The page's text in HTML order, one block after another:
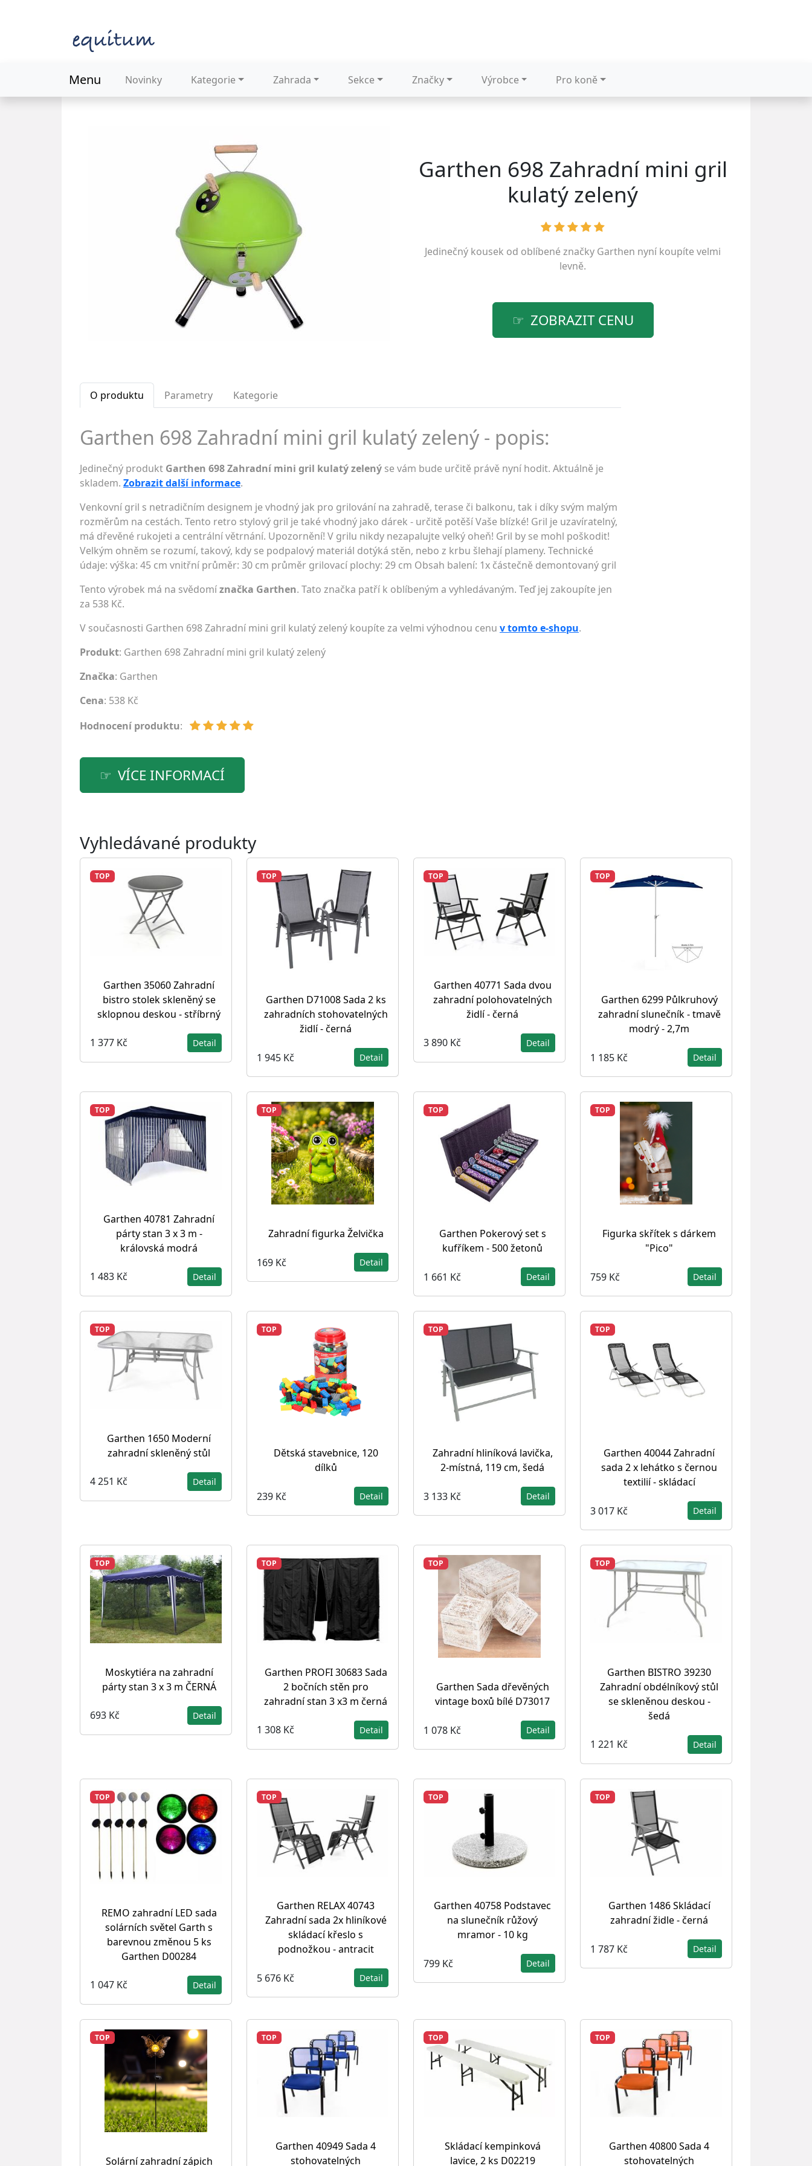
Menu Novinky Kategorie Zahrada Sekce Značky Výrobce Pro koně
Garthen 698 Zahradní mini gril
kulatý zelený
Jedinečný kousek od oblíbené značky Garthen nyní koupíte velmi
levně.
ZOBRAZIT CENU
O produktu Parametry Kategorie
Garthen 698 Zahradní mini gril kulatý zelený - popis:
Jedinečný produkt Garthen 698 Zahradní mini gril kulatý zelený se vám bude určitě právě nyní hodit. Aktuálně je
skladem. Zobrazit další informace.
Venkovní gril s netradičním designem je vhodný jak pro grilování na zahradě, terase či balkonu, tak i díky svým malým
rozměrům na cestách. Tento retro stylový gril je také vhodný jako dárek - určitě potěší Vaše blízké! Gril je uzavíratelný,
má dřevěné rukojeti a centrální větrnání. Upozornění! V grilu nikdy nezapalujte velký oheň! Gril by se mohl poškodit!
Velkým ohněm se rozumí, takový, kdy se podpalový materiál dotýká stěn, nebo z krbu šlehají plameny. Technické
údaje: výška: 45 cm vnitřní průměr: 30 cm průměr grilovací plochy: 29 cm Obsah balení: 1x částečně demontovaný gril
Tento výrobek má na svědomíznačka Garthen. Tato značka patří k oblíbeným a vyhledávaným. Teď jej zakoupíte jen
za 538 Kč.
V současnosti Garthen 698 Zahradní mini gril kulatý zelený koupíte za velmi výhodnou cenu v tomto e-shopu.
Produkt: Garthen 698 Zahradní mini gril kulatý zelený
Značka: Garthen
Cena: 538 Kč
Hodnocení produktu:
VÍCE INFORMACÍ
Vyhledávané produkty
TOP
Garthen 35060 Zahradní
bistro stolek skleněný se
sklopnou deskou - stříbrný
1 377 Kč Detail
TOP
Garthen D71008 Sada 2 ks
zahradních stohovatelných
židlí - černá
1 945 Kč Detail
TOP
Garthen 40771 Sada dvou
zahradní polohovatelných
židlí - černá
3 890 Kč Detail
TOP
Garthen 6299 Půlkruhový
zahradní slunečník - tmavě
modrý - 2,7m
1 185 Kč Detail
TOP
Garthen 40781 Zahradní
párty stan 3 x 3 m -
královská modrá
1 483 Kč Detail
TOP
Zahradní figurka Želvička
169 Kč Detail
TOP
Garthen Pokerový set s
kufříkem - 500 žetonů
1 661 Kč Detail
TOP
Figurka skřítek s dárkem
"Pico"
759 Kč Detail
TOP
Garthen 1650 Moderní
zahradní skleněný stůl
4 251 Kč Detail
TOP
Dětská stavebnice, 120
dílků
239 Kč Detail
TOP
Zahradní hliníková lavička,
2-místná, 119 cm, šedá
3 133 Kč Detail
TOP
Garthen 40044 Zahradní
sada 2 x lehátko s černou
textilií - skládací
3 017 Kč Detail
TOP
Moskytiéra na zahradní
párty stan 3 x 3 m ČERNÁ
693 Kč Detail
TOP
Garthen PROFI 30683 Sada
2 bočních stěn pro
zahradní stan 3 x3 m černá
1 308 Kč Detail
TOP
Garthen Sada dřevěných
vintage boxů bílé D73017
1 078 Kč Detail
TOP
Garthen BISTRO 39230
Zahradní obdélníkový stůl
se skleněnou deskou -
šedá
1 221 Kč Detail
TOP
REMO zahradní LED sada
solárních světel Garth s
barevnou změnou 5 ks
Garthen D00284
1 047 Kč Detail
TOP
Garthen RELAX 40743
Zahradní sada 2x hliníkové
skládací křeslo s
podnožkou - antracit
5 676 Kč Detail
TOP
Garthen 40758 Podstavec
na slunečník růžový
mramor - 10 kg
799 Kč Detail
TOP
Garthen 1486 Skládací
zahradní židle - černá
1 787 Kč Detail
TOP
Solární zahradní zápich
TOP
Garthen 40949 Sada 4
stohovatelných
TOP
Skládací kempinková
lavice, 2 ks D02219
TOP
Garthen 40800 Sada 4
stohovatelných